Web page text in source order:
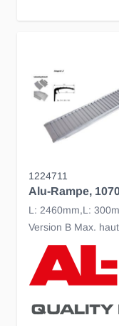
1224711
Alu-Rampe,
L: 2460mm,L:
Version B Max.